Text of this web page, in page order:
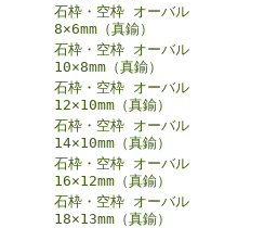
石枠・空枠 オーバル
8×6mm（真鍮）
石枠・空枠 オーバル
10×8mm（真鍮）
石枠・空枠 オーバル
12×10mm（真鍮）
石枠・空枠 オーバル
14×10mm（真鍮）
石枠・空枠 オーバル
16×12mm（真鍮）
石枠・空枠 オーバル
18×13mm（真鍮）